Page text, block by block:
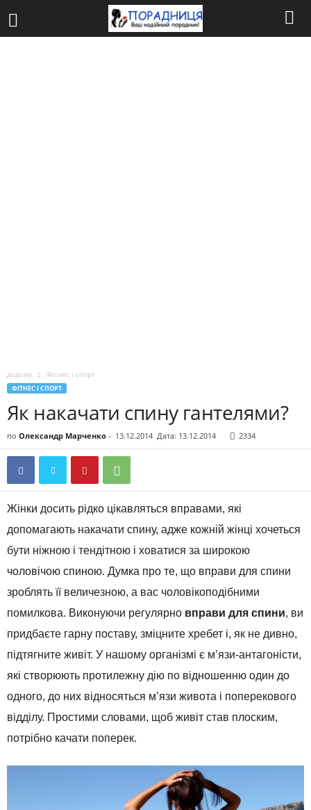
додому Фітнес і спорт
ФІТНЕС І СПОРТ
Як накачати спину гантелями?
по Олександр Марченко - 13.12.2014 Дата: 13.12.2014 2334
Жінки досить рідко цікавляться вправами, які
допомагають накачати спину, адже кожній жінці хочеться
бути ніжною і тендітною і ховатися за широкою
чоловічою спиною. Думка про те, що вправи для спини
зроблять її величезною, а вас чоловікоподібними
помилкова. Виконуючи регулярно вправи для спини, ви
придбаєте гарну поставу, зміцните хребет і, як не дивно,
підтягните живіт. У нашому організмі є м’язи-антагоністи,
які створюють протилежну дію по відношенню один до
одного, до них відносяться м’язи живота і поперекового
відділу. Простими словами, щоб живіт став плоским,
потрібно качати поперек.